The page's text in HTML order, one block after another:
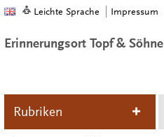
Leichte Sprache Impressum
Erinnerungsort Topf & Söhne
Rubriken